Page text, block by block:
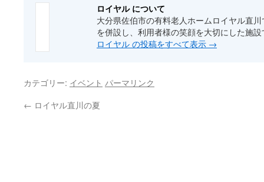
ロイヤル について
大分県佐伯市の有料老人ホームロイヤル直
を併設し、利用者様の笑顔を大切にした施設
ロイヤル の投稿をすべて表示 →
カテゴリー: イベント パーマリンク
← ロイヤル直川の夏